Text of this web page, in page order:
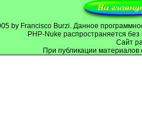
by Francisco Burzi. Данное
PHP-Nuke распространяется
Cайт
При публикации